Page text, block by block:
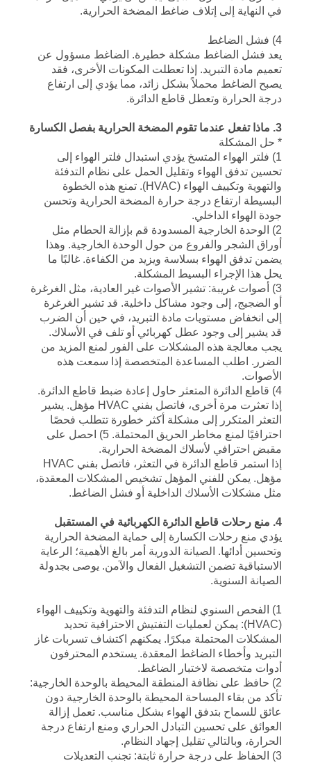
في النهاية إلى إتلاف ضاغط المضخة الحرارية.
4) فشل الضاغط
يعد فشل الضاغط مشكلة خطيرة. الضاغط مسؤول عن
تعميم مادة التبريد. إذا تعطلت المكونات الأخرى، فقد
يصبح الضاغط محملاً بشكل زائد، مما يؤدي إلى ارتفاع
درجة الحرارة وتعطل قاطع الدائرة.
3. ماذا تفعل عندما تقوم المضخة الحرارية بفصل الكسارة
* حل المشكلة
1) فلتر الهواء المتسخ يؤدي استبدال فلتر الهواء إلى
تحسين تدفق الهواء وتقليل الحمل على نظام التدفئة
والتهوية وتكييف الهواء (HVAC). تمنع هذه الخطوة
البسيطة ارتفاع درجة حرارة المضخة الحرارية وتحسن
جودة الهواء الداخلي.
2) الوحدة الخارجية المسدودة قم بإزالة الحطام مثل
أوراق الشجر والفروع من حول الوحدة الخارجية. وهذا
يضمن تدفق الهواء بسلاسة ويزيد من الكفاءة. غالبًا ما
يحل هذا الإجراء البسيط المشكلة.
3) أصوات غريبة: تشير الأصوات غير العادية، مثل الغرغرة
أو الضجيج، إلى وجود مشاكل داخلية. قد تشير الغرغرة
إلى انخفاض مستويات مادة التبريد، في حين أن الضرب
قد يشير إلى وجود عطل كهربائي أو تلف في الأسلاك.
يجب معالجة هذه المشكلات على الفور لمنع المزيد من
الضرر. اطلب المساعدة المتخصصة إذا سمعت هذه
الأصوات.
4) قاطع الدائرة المتعثر حاول إعادة ضبط قاطع الدائرة.
إذا تعثرت مرة أخرى، فاتصل بفني HVAC مؤهل. يشير
التعثر المتكرر إلى مشكلة أكثر خطورة تتطلب فحصًا
احترافيًا لمنع مخاطر الحريق المحتملة. 5) احصل على
مقبض احترافي لأسلاك المضخة الحرارية.
إذا استمر قاطع الدائرة في التعثر، فاتصل بفني HVAC
مؤهل. يمكن للفني المؤهل تشخيص المشكلات المعقدة،
مثل مشكلات الأسلاك الداخلية أو فشل الضاغط.
4. منع رحلات قاطع الدائرة الكهربائية في المستقبل
يؤدي منع رحلات الكسارة إلى حماية المضخة الحرارية
وتحسين أدائها. الصيانة الدورية أمر بالغ الأهمية؛ الرعاية
الاستباقية تضمن التشغيل الفعال والآمن. يوصى بجدولة
الصيانة السنوية.
1) الفحص السنوي لنظام التدفئة والتهوية وتكييف الهواء
(HVAC): يمكن لعمليات التفتيش الاحترافية تحديد
المشكلات المحتملة مبكرًا. يمكنهم اكتشاف تسربات غاز
التبريد وأخطاء الضاغط المعقدة. يستخدم المحترفون
أدوات متخصصة لاختبار الضاغط.
2) حافظ على نظافة المنطقة المحيطة بالوحدة الخارجية:
تأكد من بقاء المساحة المحيطة بالوحدة الخارجية دون
عائق للسماح بتدفق الهواء بشكل مناسب. تعمل إزالة
العوائق على تحسين التبادل الحراري ومنع ارتفاع درجة
الحرارة، وبالتالي تقليل إجهاد النظام.
3) الحفاظ على درجة حرارة ثابتة: تجنب التعديلات